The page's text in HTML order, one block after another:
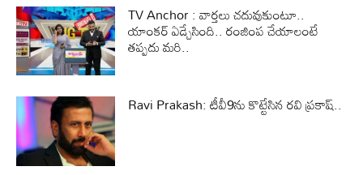
TV Anchor : వార్తలు చదువుకుంటూ..
యాంకర్ ఏడ్చేసింది.. రంజింప చేయాలంటే
తప్పదు మరి..
Ravi Prakash: టీవీ9ను కొట్టేసిన రవి ప్రకాష్..